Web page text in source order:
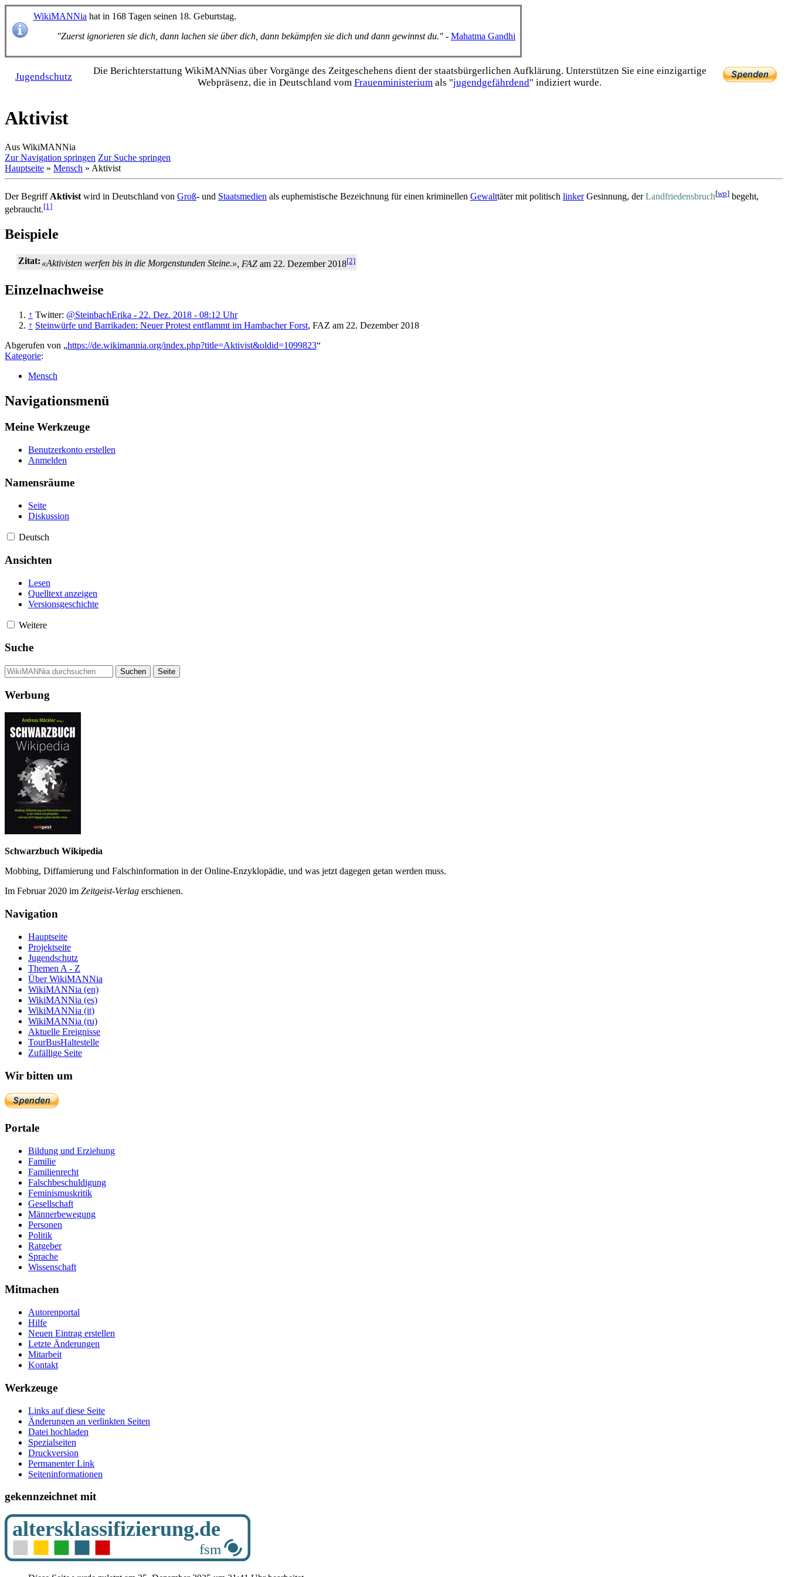
WikiMANNia hat in 168 Tagen seinen 18. Geburtstag.
"Zuerst ignorieren sie dich, dann lachen sie über dich, dann bekämpfen sie dich und dann gewinnst du." - Mahatma Gandhi
Jugendschutz
Die Bericht­erstattung WikiMANNias über Vorgänge des Zeitgeschehens dient der staats­bürgerlichen Aufklärung. Unterstützen Sie eine einzig­artige
Webpräsenz, die in Deutschland vom Frauen­ministerium als "jugend­gefährdend" indiziert wurde.
Aktivist
Aus WikiMANNia
Zur Navigation springen Zur Suche springen
Hauptseite » Mensch » Aktivist
Der Begriff Aktivist wird in Deutschland von Groß- und Staatsmedien als euphemistische Bezeichnung für einen kriminellen Gewalt­täter mit politisch linkerGesinnung, derLandfriedensbruch[wp] begeht,
gebraucht.[1]
Beispiele
Zitat: «Aktivisten werfen bis in die Morgenstunden Steine.», FAZ am 22. Dezember 2018[2]
Einzelnachweise
↑ Twitter: @SteinbachErika - 22. Dez. 2018 - 08:12 Uhr
↑ Steinwürfe und Barrikaden: Neuer Protest entflammt im Hambacher Forst, FAZ am 22. Dezember 2018
Abgerufen von „https://de.wikimannia.org/index.php?title=Aktivist&oldid=1099823“
Kategorie:
Mensch
Navigationsmenü
Meine Werkzeuge
Benutzerkonto erstellen
Anmelden
Namensräume
Seite
Diskussion
Deutsch
Ansichten
Lesen
Quelltext anzeigen
Versionsgeschichte
Weitere
Suche
Werbung
Schwarzbuch Wikipedia
Mobbing, Diffamierung und Falsch­information in der Online-Enzyklo­pädie, und was jetzt da­gegen getan werden muss.
Im Februar 2020 im Zeit­geist-Verlag erschienen.
Navigation
Hauptseite
Projektseite
Jugendschutz
Themen A - Z
Über WikiMANNia
WikiMANNia (en)
WikiMANNia (es)
WikiMANNia (it)
WikiMANNia (ru)
Aktuelle Ereignisse
TourBusHaltestelle
Zufällige Seite
Wir bitten um
Portale
Bildung und Erziehung
Familie
Familienrecht
Falschbeschuldigung
Feminismuskritik
Gesellschaft
Männerbewegung
Personen
Politik
Ratgeber
Sprache
Wissenschaft
Mitmachen
Autorenportal
Hilfe
Neuen Eintrag erstellen
Letzte Änderungen
Mitarbeit
Kontakt
Werkzeuge
Links auf diese Seite
Änderungen an verlinkten Seiten
Datei hochladen
Spezialseiten
Druckversion
Permanenter Link
Seiten­­informationen
gekennzeichnet mit